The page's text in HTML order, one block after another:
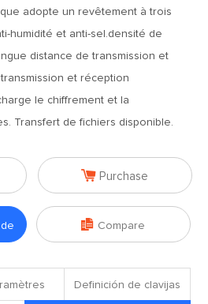
adopte un revêtement à trois
humidité et anti-sel.densité de
distance de transmission et
et réception
le chiffrement et la
Transfert de fichiers disponible.
 Purchase
 Compare
Definición de clavijas